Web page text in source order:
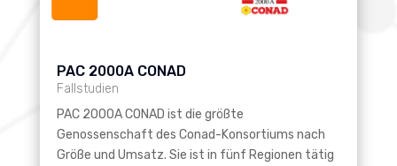
PAC 2000A CONAD
Fallstudien
PAC 2000A CONAD ist die größte
Genossenschaft des Conad-Konsortiums nach
Größe und Umsatz. Sie ist in fünf Regionen tätig